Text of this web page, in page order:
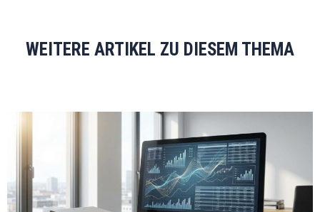
WEITERE ARTIKEL ZU DIESEM THEMA